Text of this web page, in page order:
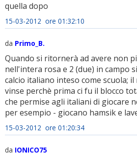
quella dopo
15-03-2012 ore 01:32:10
da Primo_B.
Quando si ritornerà ad avere non
nell'intera rosa e 2 (due) in campo
calcio italiano inteso come scuola;
vinse perchè prima ci fu il blocco
che permise agli italiani di giocare
per esempio - giocano hamsik e
15-03-2012 ore 01:20:34
da IONICO75